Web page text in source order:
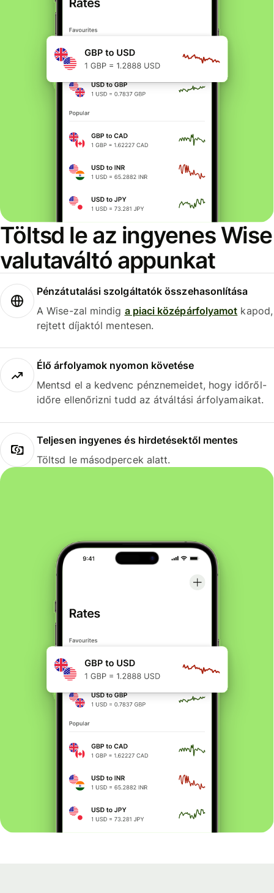
Töltsd le az ingyenes Wise
valutaváltó appunkat
Pénzátutalási szolgáltatók összehasonlítása
A Wise-zal mindig a piaci középárfolyamot kapod,
rejtett díjaktól mentesen.
Élő árfolyamok nyomon követése
Mentsd el a kedvenc pénznemeidet, hogy időről-
időre ellenőrizni tudd az átváltási árfolyamaikat.
Teljesen ingyenes és hirdetésektől mentes
Töltsd le másodpercek alatt.